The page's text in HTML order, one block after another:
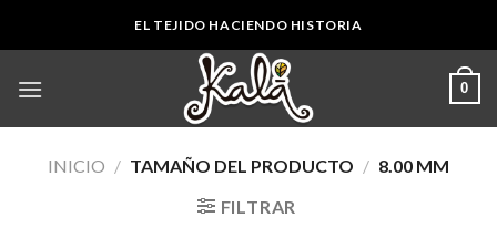
EL TEJIDO HACIENDO HISTORIA
0
INICIO / TAMAÑO DEL PRODUCTO / 8.00 MM
FILTRAR